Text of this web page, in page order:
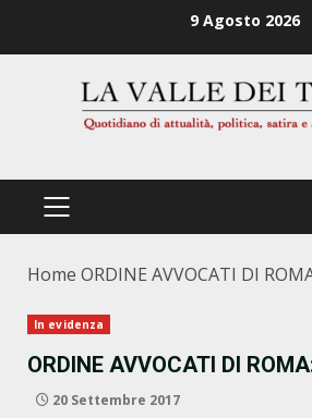
9 Agosto 2026
PRIMÄRES
Home ORDINE AVVOCATI DI
In evidenza
ORDINE AVVOCATI DI
20 Settembre 2017